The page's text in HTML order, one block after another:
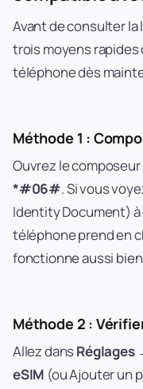
Avant de consulter
trois moyens
téléphone dès
Méthode 1 :
Ouvrez le
*#06#. Si vous
Identity Document)
téléphone prend en
fonctionne aussi
Méthode 2 :
Allez dans
eSIM (ou Ajouter un